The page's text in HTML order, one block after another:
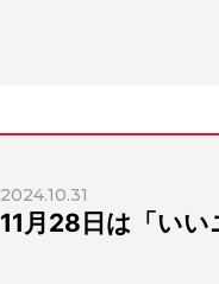
2024.10.31
11月28日は「いい